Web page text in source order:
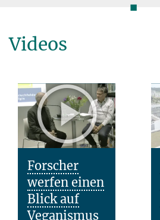
◼
Videos
Forscher
werfen einen
Blick auf
Veganismus